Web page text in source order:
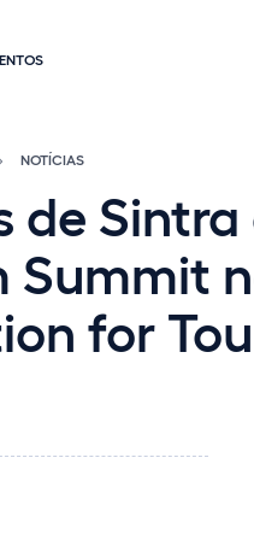
NOTÍCIAS
de
Summit
for